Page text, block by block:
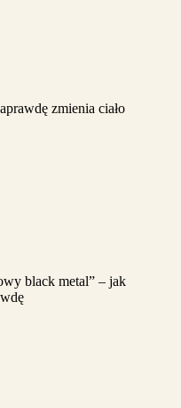
zmienia ciało
black metal” – jak